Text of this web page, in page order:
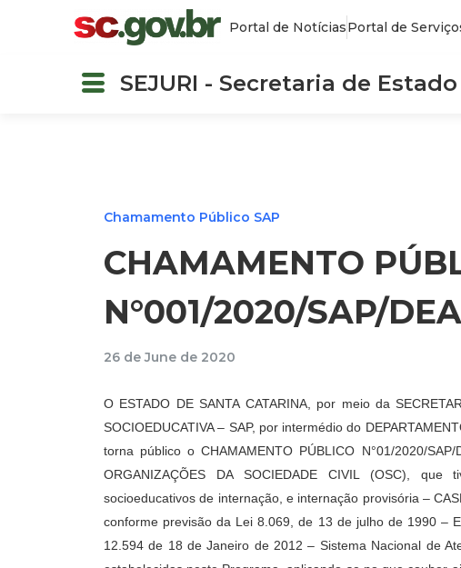
Portal de NotíciasPortal de
SEJURI - Secretaria de
Chamamento Público SAP
CHAMAMENTO
N°001/2020/SAP/
26 de June de 2020
O ESTADO DE SANTA CATARINA, por meio da
SOCIOEDUCATIVA – SAP, por intermédio do
torna público o CHAMAMENTO PÚBLICO N°01/2020/SAP/
ORGANIZAÇÕES DA SOCIEDADE CIVIL (OSC),
socioeducativos de internação, e internação provisória –
conforme previsão da Lei 8.069, de 13 de julho de 1990 –
12.594 de 18 de Janeiro de 2012 – Sistema Nacional de